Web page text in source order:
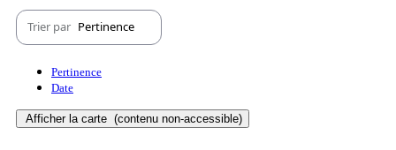
Trier par Pertinence
Pertinence
Date
Afficher la carte (contenu non-accessible)